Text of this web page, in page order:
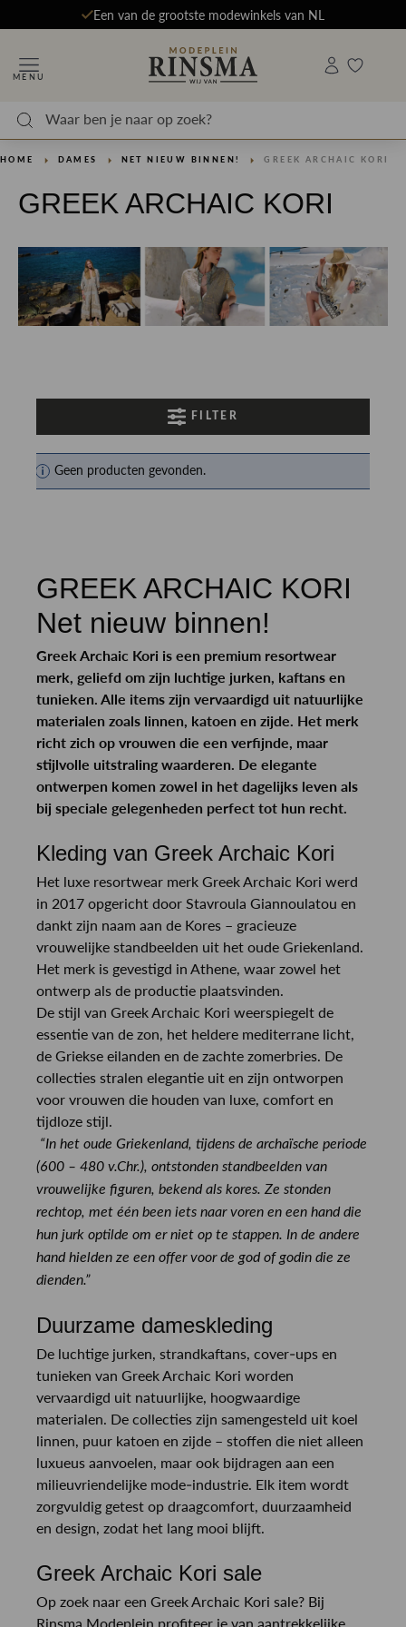
Een van de grootste modewinkels van NL
MENU
HOME DAMES NET NIEUW BINNEN! GREEK ARCHAIC KORI
GREEK ARCHAIC KORI
FILTER
Geen producten gevonden.
GREEK ARCHAIC KORI
Net nieuw binnen!
Greek Archaic Kori is een premium resortwear
merk, geliefd om zijn luchtige jurken, kaftans en
tunieken. Alle items zijn vervaardigd uit natuurlijke
materialen zoals linnen, katoen en zijde. Het merk
richt zich op vrouwen die een verfijnde, maar
stijlvolle uitstraling waarderen. De elegante
ontwerpen komen zowel in het dagelijks leven als
bij speciale gelegenheden perfect tot hun recht.
Kleding van Greek Archaic Kori
Het luxe resortwear merk Greek Archaic Kori werd
in 2017 opgericht door Stavroula Giannoulatou en
dankt zijn naam aan de Kores – gracieuze
vrouwelijke standbeelden uit het oude Griekenland.
Het merk is gevestigd in Athene, waar zowel het
ontwerp als de productie plaatsvinden.
De stijl van Greek Archaic Kori weerspiegelt de
essentie van de zon, het heldere mediterrane licht,
de Griekse eilanden en de zachte zomerbries. De
collecties stralen elegantie uit en zijn ontworpen
voor vrouwen die houden van luxe, comfort en
tijdloze stijl.
“In het oude Griekenland, tijdens de archaïsche periode
(600 – 480 v.Chr.), ontstonden standbeelden van
vrouwelijke figuren, bekend als kores. Ze stonden
rechtop, met één been iets naar voren en een hand die
hun jurk optilde om er niet op te stappen. In de andere
hand hielden ze een offer voor de god of godin die ze
dienden.”
Duurzame dameskleding
De luchtige jurken, strandkaftans, cover-ups en
tunieken van Greek Archaic Kori worden
vervaardigd uit natuurlijke, hoogwaardige
materialen. De collecties zijn samengesteld uit koel
linnen, puur katoen en zijde – stoffen die niet alleen
luxueus aanvoelen, maar ook bijdragen aan een
milieuvriendelijke mode-industrie. Elk item wordt
zorgvuldig getest op draagcomfort, duurzaamheid
en design, zodat het lang mooi blijft.
Greek Archaic Kori sale
Op zoek naar een Greek Archaic Kori sale? Bij
Rinsma Modeplein profiteer je van aantrekkelijke